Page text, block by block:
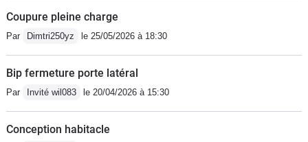
Coupure pleine charge
Par Dimtri250yz le 25/05/2026 à 18:30
Bip fermeture porte latéral
Par Invité wil083 le 20/04/2026 à 15:30
Conception habitacle